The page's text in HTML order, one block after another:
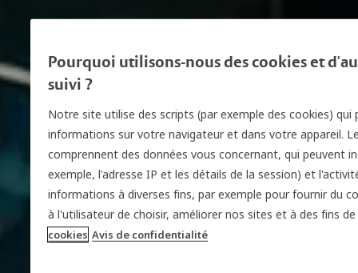
Pourquoi utilisons-nous des cookies et
suivi ?
Notre site utilise des scripts (par exemple des cookies)
informations sur votre navigateur et dans votre appareil.
comprennent des données vous concernant, qui peuvent
exemple, l'adresse IP et les détails de la session) et
informations à diverses fins, par exemple pour fournir du
à l'utilisateur de choisir, améliorer nos sites et à des fins
cookies Avis de confidentialité